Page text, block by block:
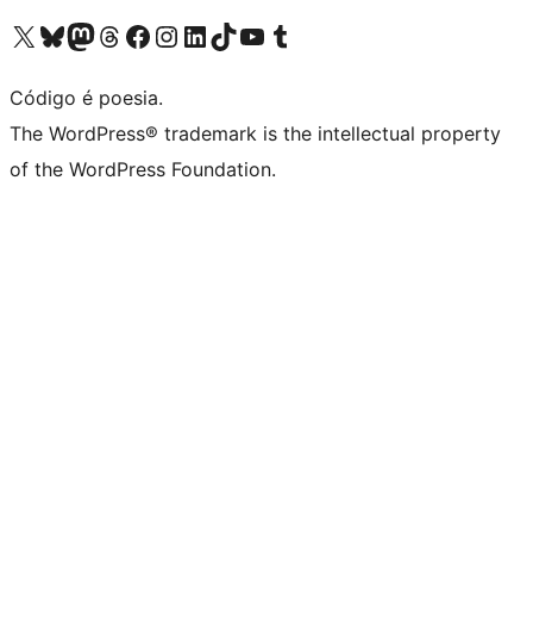
Acessar nossa conta do X (antigo Twitter)
Acessar nossa conta do Bluesky
Acessar nossa conta do Mastodon
Acessar nossa conta do Threads
Acessar nossa página do Facebook
Acessar nossa conta do Instagram
Acessar nossa conta do LinkedIn
Acessar nossa conta do TikTok
Acessar nosso canal do YouTube
Acessar nossa conta no Tumblr
Código é poesia.
The WordPress® trademark is the intellectual property
of the WordPress Foundation.